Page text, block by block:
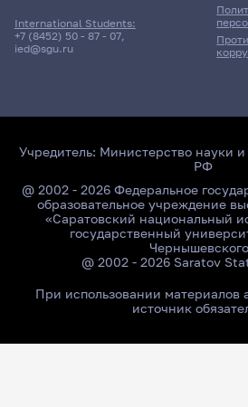
International Students:
+7 (8452) 50 - 87 - 07,
ied@sgu.ru
Учредитель: Министерство науки
РФ
@ 2002 - 2026 Федеральное
образовательное учреждение
«Саратовский национальный
государственный
@ 2002 - 2026 Saratov
При использовании материалов
источник